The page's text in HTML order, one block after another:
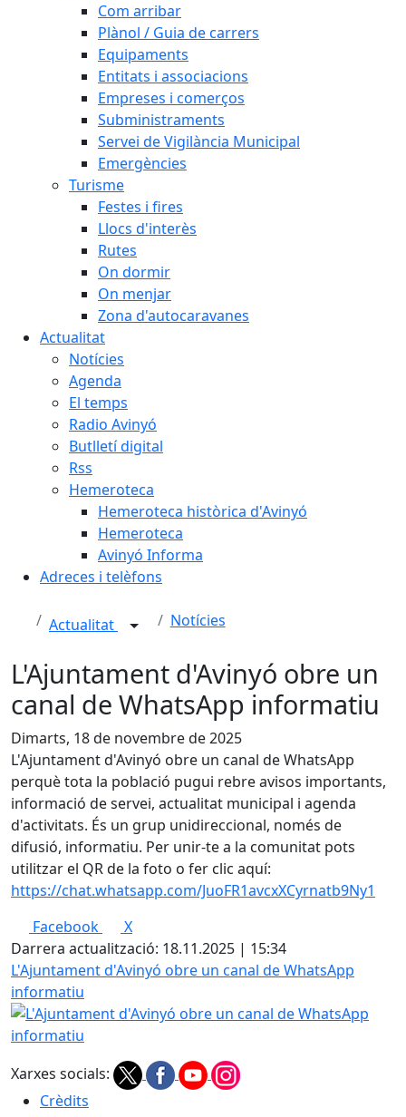
Com arribar
Plànol / Guia de carrers
Equipaments
Entitats i associacions
Empreses i comerços
Subministraments
Servei de Vigilància Municipal
Emergències
Turisme
Festes i fires
Llocs d'interès
Rutes
On dormir
On menjar
Zona d'autocaravanes
Actualitat
Notícies
Agenda
El temps
Radio Avinyó
Butlletí digital
Rss
Hemeroteca
Hemeroteca històrica d'Avinyó
Hemeroteca
Avinyó Informa
Adreces i telèfons
Actualitat Notícies
L'Ajuntament d'Avinyó obre un
canal de WhatsApp informatiu
Dimarts, 18 de novembre de 2025
L'Ajuntament d'Avinyó obre un canal de WhatsApp
perquè tota la població pugui rebre avisos importants,
informació de servei, actualitat municipal i agenda
d'activitats. És un grup unidireccional, només de
difusió, informatiu. Per unir-te a la comunitat pots
utilitzar el QR de la foto o fer clic aquí:
https://chat.whatsapp.com/JuoFR1avcxXCyrnatb9Ny1
Facebook
X
Darrera actualització: 18.11.2025 | 15:34
L'Ajuntament d'Avinyó obre un canal de WhatsApp
informatiu
Xarxes socials:
Crèdits